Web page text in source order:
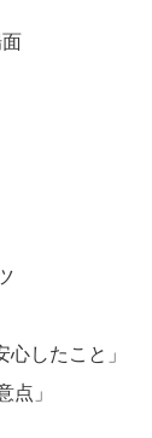
したこと」
点」